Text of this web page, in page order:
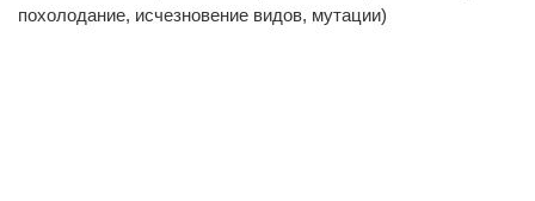
похолодание, исчезновение видов, мутации)